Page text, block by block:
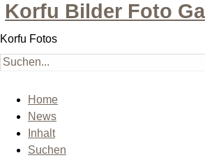
Korfu Bilder Foto
Korfu Fotos
Home
News
Inhalt
Suchen